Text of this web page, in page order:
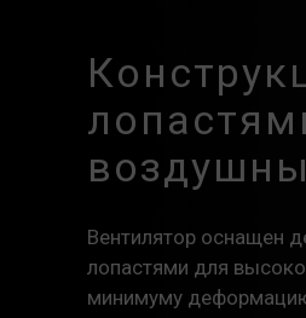
Вентилятор оснащен
лопастями для
минимуму